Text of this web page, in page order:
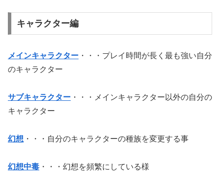
キャラクター編
メインキャラクター ・・・プレイ時間が長く最も強い自分
のキャラクター
サブキャラクター ・・・メインキャラクター以外の自分の
キャラクター
幻想 ・・・自分のキャラクターの種族を変更する事
幻想中毒 ・・・幻想を頻繁にしている様